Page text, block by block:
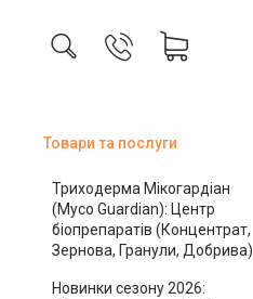
Товари та послуги
Триходерма Мікогардіан
(Myco Guardian): Центр
біопрепаратів (Концентрат,
Зернова, Гранули, Добрива)
Новинки сезону 2026: